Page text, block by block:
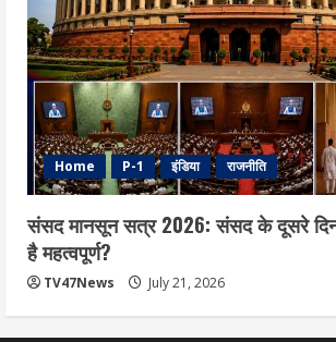
Home P-1 इंडिया राजनीति
संसद मानसून सत्र 2026: संसद के दूसरे दिन
है महत्वपूर्ण?
TV47News July 21, 2026